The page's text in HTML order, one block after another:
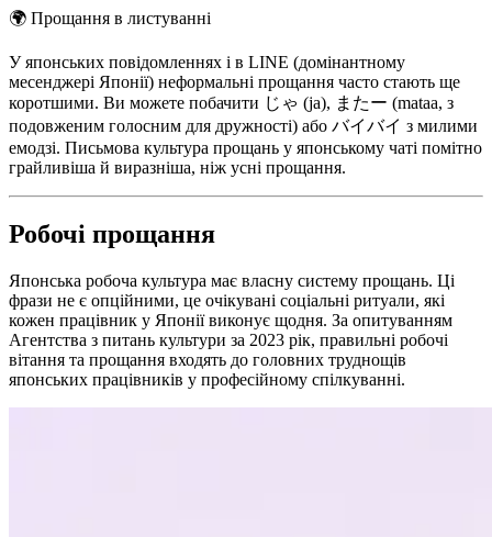
🌍 Прощання в листуванні
У японських повідомленнях і в LINE (домінантному
месенджері Японії) неформальні прощання часто стають ще
коротшими. Ви можете побачити じゃ (ja), またー (mataa, з
подовженим голосним для дружності) або バイバイ з милими
емодзі. Письмова культура прощань у японському чаті помітно
грайливіша й виразніша, ніж усні прощання.
Робочі прощання
Японська робоча культура має власну систему прощань. Ці
фрази не є опційними, це очікувані соціальні ритуали, які
кожен працівник у Японії виконує щодня. За опитуванням
Агентства з питань культури за 2023 рік, правильні робочі
вітання та прощання входять до головних труднощів
японських працівників у професійному спілкуванні.